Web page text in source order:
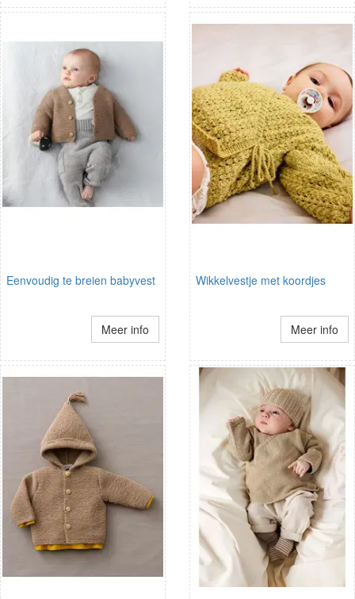
Eenvoudig te breien babyvest
Meer info
Wikkelvestje met koordjes
Meer info